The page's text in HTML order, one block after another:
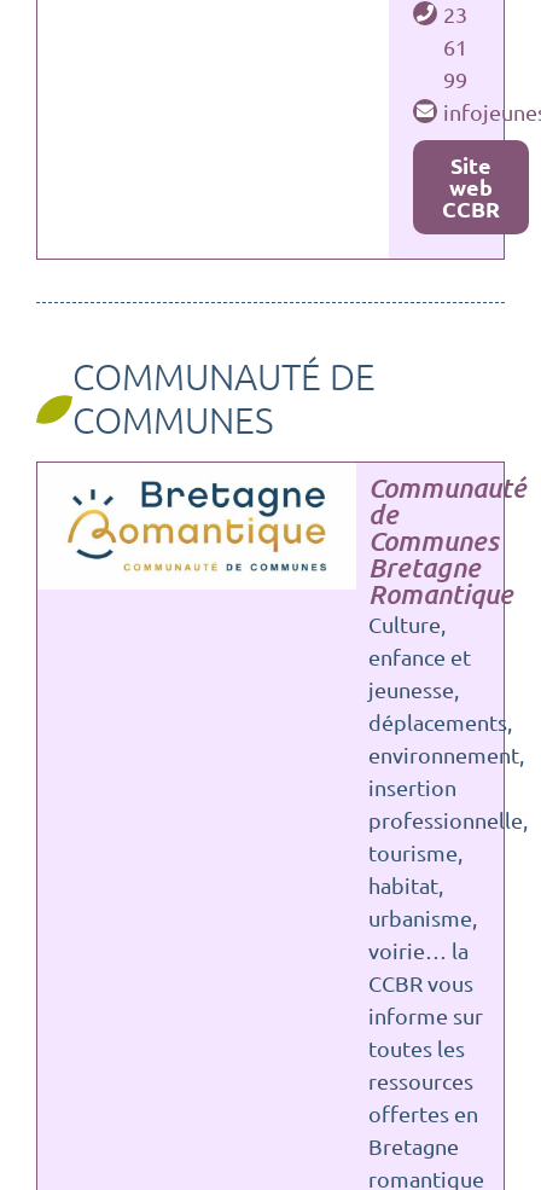
23
61
99
Site
web
CCBR
COMMUNAUTÉ DE
COMMUNES
Communauté
de
Communes
Bretagne
Romantique
Culture,
enfance et
jeunesse,
déplacements,
environnement,
insertion
professionnelle,
tourisme,
habitat,
urbanisme,
voirie… la
CCBR vous
informe sur
toutes les
ressources
offertes en
Bretagne
romantique